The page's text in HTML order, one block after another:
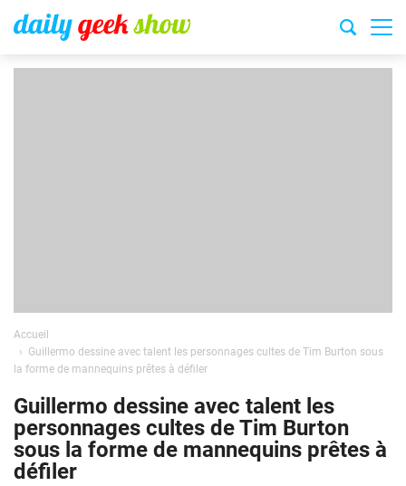
Accueil
Guillermo dessine avec talent les personnages cultes de Tim Burton sous
la forme de mannequins prêtes à défiler
Guillermo dessine avec talent les
personnages cultes de Tim Burton
sous la forme de mannequins prêtes à
défiler